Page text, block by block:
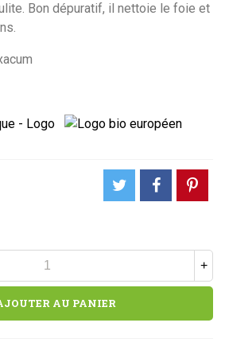
(1 avis)Bon dépuratif, il nettoie le foie et
+
AU PANIER